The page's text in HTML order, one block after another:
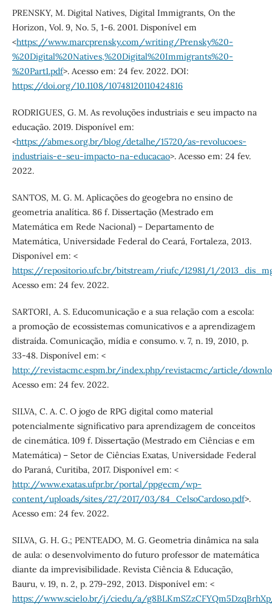
PRENSKY, M. Digital Natives, Digital Immigrants, On the
Horizon, Vol. 9, No. 5, 1-6. 2001. Disponível em
<https://www.marcprensky.com/writing/Prensky%20-
%20Digital%20Natives,%20Digital%20Immigrants%20-
%20Part1.pdf>. Acesso em: 24 fev. 2022. DOI:
https://doi.org/10.1108/10748120110424816
RODRIGUES, G. M. As revoluções industriais e seu impacto na
educação. 2019. Disponível em:
<https://abmes.org.br/blog/detalhe/15720/as-revolucoes-
industriais-e-seu-impacto-na-educacao>. Acesso em: 24 fev.
2022.
SANTOS, M. G. M. Aplicações do geogebra no ensino de
geometria analítica. 86 f. Dissertação (Mestrado em
Matemática em Rede Nacional) – Departamento de
Matemática, Universidade Federal do Ceará, Fortaleza, 2013.
Disponível em: <
https://repositorio.ufc.br/bitstream/riufc/12981/1/
Acesso em: 24 fev. 2022.
SARTORI, A. S. Educomunicação e a sua relação com a escola:
a promoção de ecossistemas comunicativos e a aprendizagem
distraída. Comunicação, mídia e consumo. v. 7, n. 19, 2010, p.
33-48. Disponível em: <
http://revistacmc.espm.br/index.php/revistacmc/article/
Acesso em: 24 fev. 2022.
SILVA, C. A. C. O jogo de RPG digital como material
potencialmente significativo para aprendizagem de conceitos
de cinemática. 109 f. Dissertação (Mestrado em Ciências e em
Matemática) – Setor de Ciências Exatas, Universidade Federal
do Paraná, Curitiba, 2017. Disponível em: <
http://www.exatas.ufpr.br/portal/ppgecm/wp-
content/uploads/sites/27/2017/03/84_CelsoCardoso.pdf>.
Acesso em: 24 fev. 2022.
SILVA, G. H. G.; PENTEADO, M. G. Geometria dinâmica na sala
de aula: o desenvolvimento do futuro professor de matemática
diante da imprevisibilidade. Revista Ciência & Educação,
Bauru, v. 19, n. 2, p. 279-292, 2013. Disponível em: <
https://www.scielo.br/j/ciedu/a/